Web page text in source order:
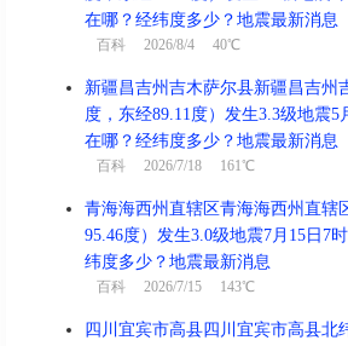
在哪？经纬度多少？地震最新消息
百科 2026/8/4 40℃
新疆昌吉州吉木萨尔县新疆昌吉州
度，东经89.11度）发生3.3级地震5
在哪？经纬度多少？地震最新消息
百科 2026/7/18 161℃
青海海西州直辖区青海海西州直辖
95.46度）发生3.0级地震7月15日7
纬度多少？地震最新消息
百科 2026/7/15 143℃
四川宜宾市高县四川宜宾市高县北